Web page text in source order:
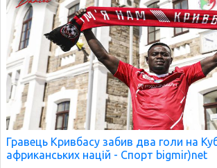
Гравець Кривбасу забив два голи на
африканських націй - Спорт bigmir)net